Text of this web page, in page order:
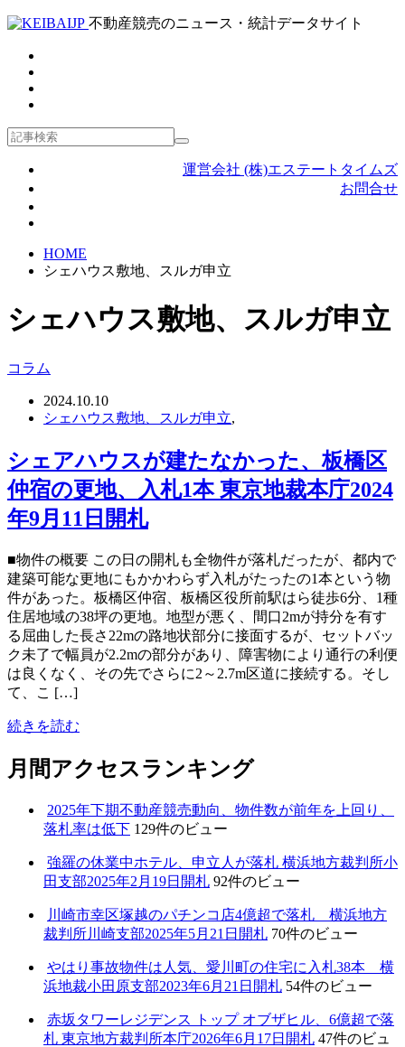
不動産競売のニュース・統計データサイト
運営会社 (株)エステートタイムズ
お問合せ
HOME
シェハウス敷地、スルガ申立
シェハウス敷地、スルガ申立
コラム
2024.10.10
シェハウス敷地、スルガ申立,
シェアハウスが建たなかった、板橋区
仲宿の更地、入札1本 東京地裁本庁2024
年9月11日開札
■物件の概要 この日の開札も全物件が落札だったが、都内で
建築可能な更地にもかかわらず入札がたったの1本という物
件があった。板橋区仲宿、板橋区役所前駅はら徒歩6分、1種
住居地域の38坪の更地。地型が悪く、間口2mが持分を有す
る屈曲した長さ22mの路地状部分に接面するが、セットバッ
ク未了で幅員が2.2mの部分があり、障害物により通行の利便
は良くなく、その先でさらに2～2.7m区道に接続する。そし
て、こ […]
続きを読む
月間アクセスランキング
2025年下期不動産競売動向、物件数が前年を上回り、
落札率は低下 129件のビュー
強羅の休業中ホテル、申立人が落札 横浜地方裁判所小
田支部2025年2月19日開札 92件のビュー
川崎市幸区塚越のパチンコ店4億超で落札 横浜地方
裁判所川崎支部2025年5月21日開札 70件のビュー
やはり事故物件は人気、愛川町の住宅に入札38本 横
浜地裁小田原支部2023年6月21日開札 54件のビュー
赤坂タワーレジデンス トップ オブザヒル、6億超で落
札 東京地方裁判所本庁2026年6月17日開札 47件のビュ